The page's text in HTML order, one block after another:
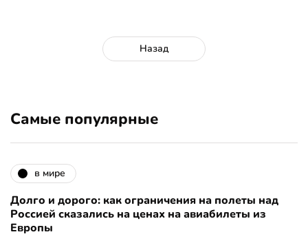
Назад
Самые популярные
в мире
Долго и дорого: как ограничения на полеты над
Россией сказались на ценах на авиабилеты из
Европы